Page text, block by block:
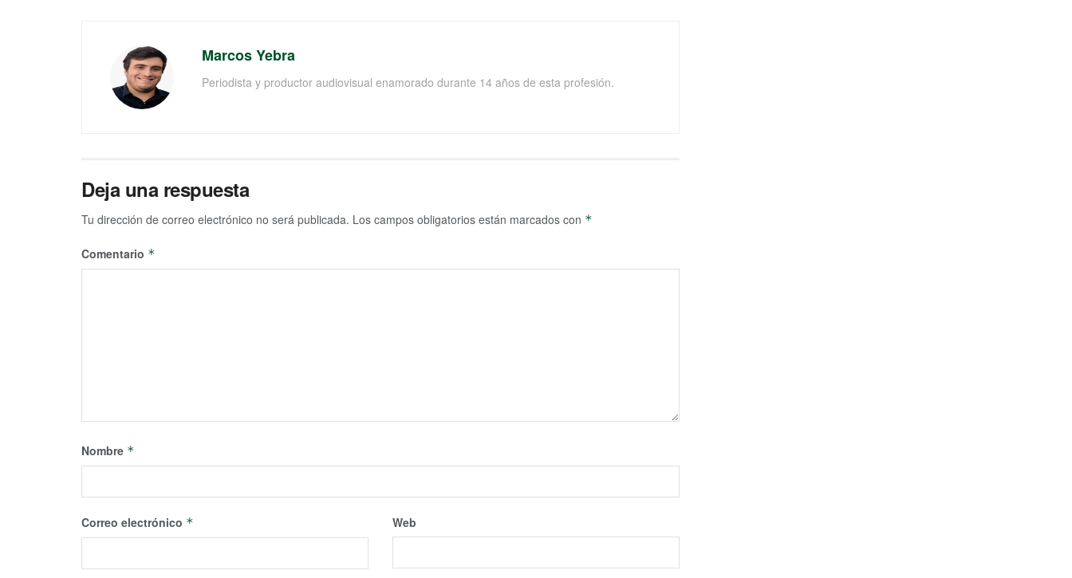
Marcos Yebra
Periodista y productor audiovisual enamorado durante 14 años de esta profesión.
Deja una respuesta
Tu dirección de correo electrónico no será publicada. Los campos obligatorios están marcados con *
Comentario *
Nombre *
Correo electrónico * Web